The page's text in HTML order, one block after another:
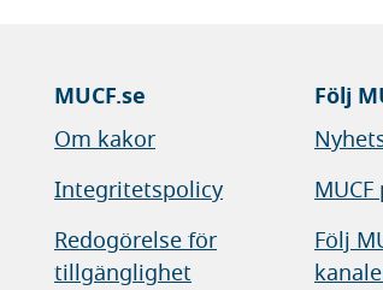
MUCF.se
Om kakor
Integritetspolicy
Redogörelse för
tillgänglighet
Följ
Följ